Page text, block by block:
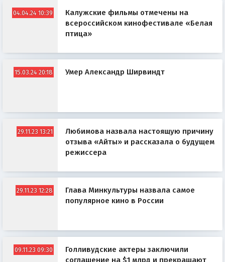
04.04.24 10:39
Калужские фильмы отмечены на
всероссийском кинофестивале «Белая
птица»
15.03.24 20:18 Умер Александр Ширвиндт
29.11.23 13:21
Любимова назвала настоящую причину
отзыва «Айты» и рассказала о будущем
режиссера
29.11.23 12:28
Глава Минкультуры назвала самое
популярное кино в России
09.11.23 09:30
Голливудские актеры заключили
соглашение на $1 млрд и прекращают